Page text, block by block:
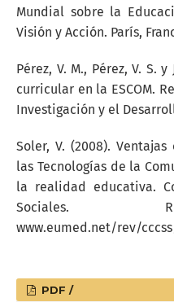
Mundial sobre la
Visión y Acción. París,
Pérez, V. M., Pérez, V. S.
curricular en la ESCOM.
Investigación y el
Soler, V. (2008).
las Tecnologías de la
la realidad educativa.
Sociales.
www.eumed.net/rev/
PDF /